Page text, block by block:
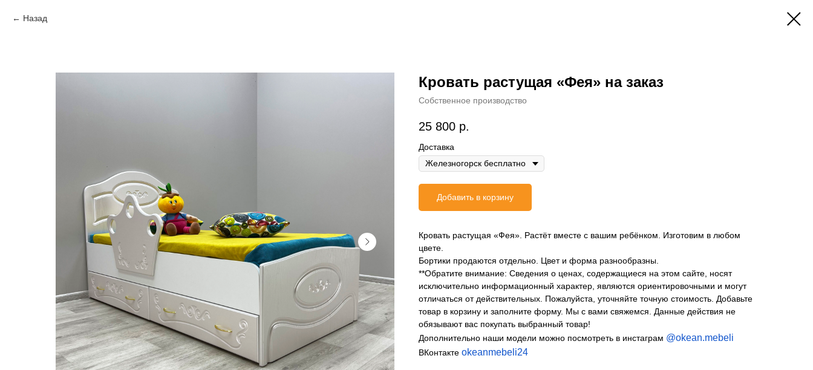
Назад
Кровать растущая «Фея» на заказ
Собственное производство
25 800 р.
Доставка
Добавить в корзину
Кровать растущая «Фея». Растёт вместе с вашим ребёнком. Изготовим в любом
цвете.
Бортики продаются отдельно. Цвет и форма разнообразны.
**Обратите внимание: Сведения о ценах, содержащиеся на этом сайте, носят
исключительно информационный характер, являются ориентировочными и могут
отличаться от действительных. Пожалуйста, уточняйте точную стоимость. Добавьте
товар в корзину и заполните форму. Мы с вами свяжемся. Данные действия не
обязывают вас покупать выбранный товар!
Дополнительно наши модели можно посмотреть в инстаграм @okean.mebeli
ВКонтакте okeanmebeli24